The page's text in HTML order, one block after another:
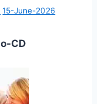
15-June-2026
CD